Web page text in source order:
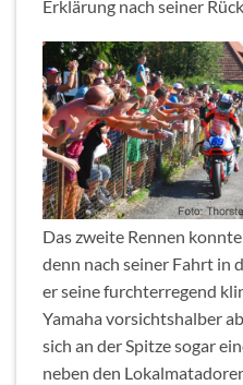
Erklärung nach seiner
Das zweite Rennen
denn nach seiner Fahrt in
er seine furchterregend
Yamaha vorsichtshalber
sich an der Spitze sogar
neben den